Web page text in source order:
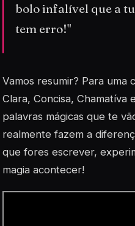
bolo infalível que a
tem erro!"
Vamos resumir? Para uma
Clara, Concisa, Chamatíva
palavras mágicas que te
realmente fazem a
que fores escrever,
magia acontecer!